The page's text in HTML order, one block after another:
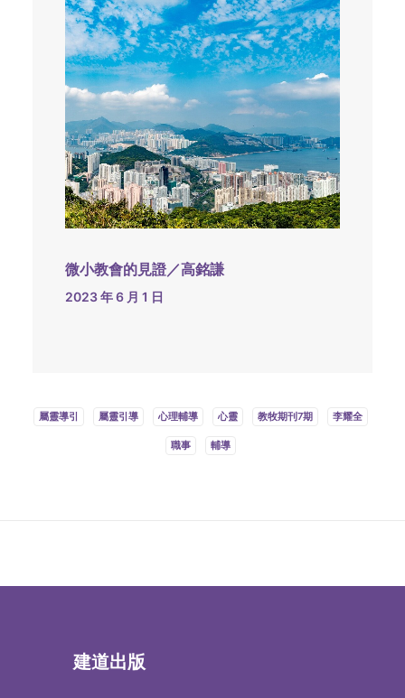
微小教會的見證／高銘謙
2023 年 6 月 1 日
屬靈導引 屬靈引導 心理輔導 心靈 教牧期刊7期 李耀全
職事 輔導
建道出版